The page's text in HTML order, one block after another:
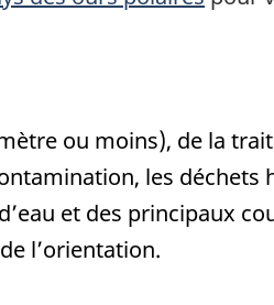
ou moins), de la
les
et des principaux
l’orientation.